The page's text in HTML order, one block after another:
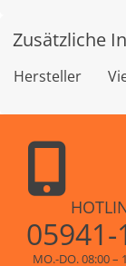
Zusätzliche
Hersteller
05941-
MO.-DO. 08:00 –